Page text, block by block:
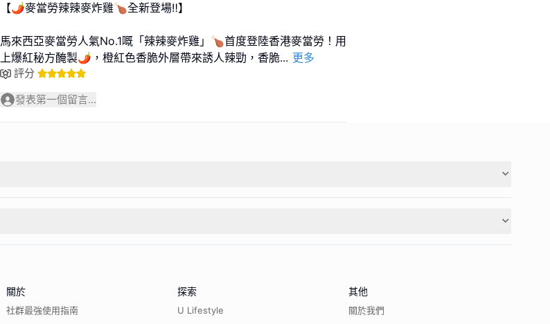
【🌶️麥當勞辣辣麥炸雞🍗全新登場‼️】
馬來西亞麥當勞人氣No.1嘅「辣辣麥炸雞」🍗首度登陸香港麥當勞！用
上爆紅秘方醃製🌶️，橙紅色香脆外層帶來誘人辣勁，香脆... 更多
評分
發表第一個留言...
關於
社群最強使用指南
探索
U Lifestyle
其他
關於我們